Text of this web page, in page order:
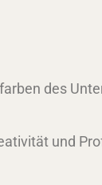
des
und